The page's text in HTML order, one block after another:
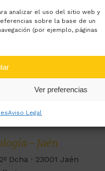
analizar el uso del sitio web y
sobre la base de un
(por ejemplo, páginas
Ver preferencias
Aviso Legal
– Jaén
Dcha · 23001 Jaén